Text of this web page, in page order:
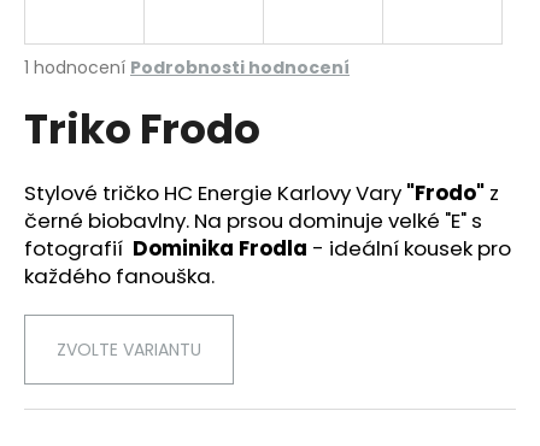
Průměrné
produktu
z
5
hvězdiček.
1 hodnocení Podrobnosti hodnocení
Triko Frodo
Stylové tričko HC Energie Karlovy Vary "Frodo" z
černé biobavlny. Na prsou dominuje velké "E" s
fotografií Dominika Frodla - ideální kousek pro
každého fanouška.
ZVOLTE VARIANTU
j
t
?
D
o